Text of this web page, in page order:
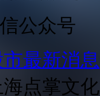
公众号
市最新消息
海点掌文